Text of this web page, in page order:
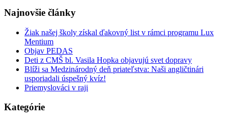
Najnovšie články
Žiak našej školy získal ďakovný list v rámci programu Lux
Mentium
Objav PEDAS
Deti z CMŠ bl. Vasila Hopka objavujú svet dopravy
Blíži sa Medzinárodný deň priateľstva: Naši angličtinári
usporiadali úspešný kvíz!
Priemyslováci v raji
Kategórie